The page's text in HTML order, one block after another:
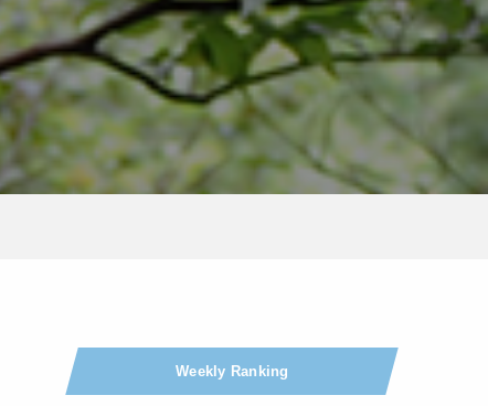
Weekly Ranking